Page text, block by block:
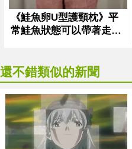
還不錯類似的新聞